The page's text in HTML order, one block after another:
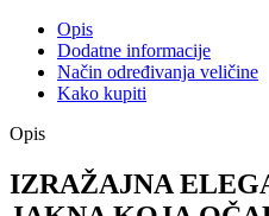
Opis
Dodatne informacije
Način određivanja veličine
Kako kupiti
Opis
IZRAŽAJNA